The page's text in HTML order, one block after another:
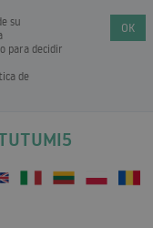
su
para decidir
de
OK